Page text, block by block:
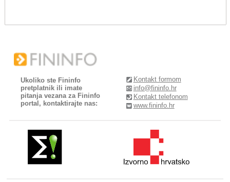
Ukoliko ste Fininfo
pretplatnik ili imate
pitanja vezana za Fininfo
portal, kontaktirajte nas:
Kontakt formom
info@fininfo.hr
Kontakt telefonom
www.fininfo.hr